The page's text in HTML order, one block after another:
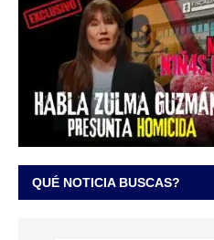
QUÉ NOTICIA BUSCAS?